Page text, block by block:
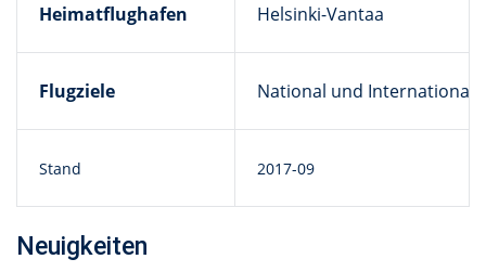
Stand 2017-09
Heimatflughafen Helsinki-Vantaa
Flugziele National und International
Neuigkeiten